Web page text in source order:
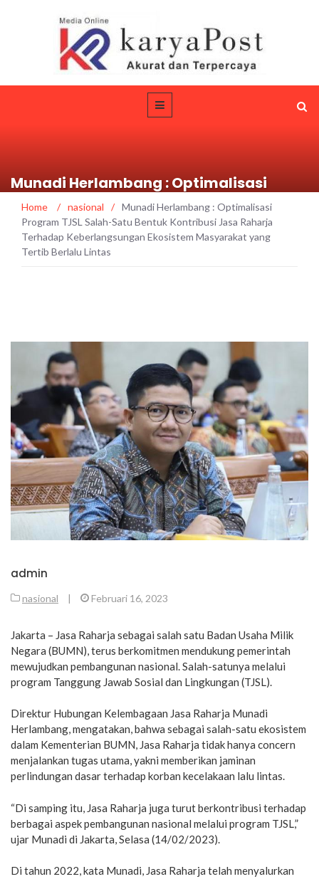
Munadi Herlambang : Optimalisasi
Program TJSL Salah-Satu Bentuk
Kontribusi Jasa Raharja Terhadap
Keberlangsungan Ekosistem
Masyarakat yang Tertib Berlalu Lintas
Home / nasional / Munadi Herlambang : Optimalisasi
Program TJSL Salah-Satu Bentuk Kontribusi Jasa Raharja
Terhadap Keberlangsungan Ekosistem Masyarakat yang
Tertib Berlalu Lintas
admin
nasional | Februari 16, 2023
Jakarta – Jasa Raharja sebagai salah satu Badan Usaha Milik
Negara (BUMN), terus berkomitmen mendukung pemerintah
mewujudkan pembangunan nasional. Salah-satunya melalui
program Tanggung Jawab Sosial dan Lingkungan (TJSL).
Direktur Hubungan Kelembagaan Jasa Raharja Munadi
Herlambang, mengatakan, bahwa sebagai salah-satu ekosistem
dalam Kementerian BUMN, Jasa Raharja tidak hanya concern
menjalankan tugas utama, yakni memberikan jaminan
perlindungan dasar terhadap korban kecelakaan lalu lintas.
“Di samping itu, Jasa Raharja juga turut berkontribusi terhadap
berbagai aspek pembangunan nasional melalui program TJSL,”
ujar Munadi di Jakarta, Selasa (14/02/2023).
Di tahun 2022, kata Munadi, Jasa Raharja telah menyalurkan